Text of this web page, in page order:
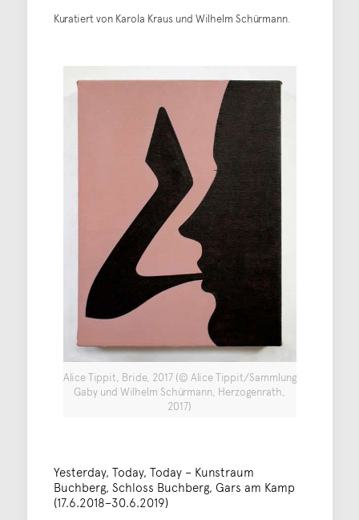
Kuratiert von Karola Kraus und Wilhelm Schürmann.
Alice Tippit, Bride, 2017 (© Alice Tippit/Sammlung
Gaby und Wilhelm Schürmann, Herzogenrath,
2017)
Yesterday, Today, Today – Kunstraum
Buchberg, Schloss Buchberg, Gars am Kamp
(17.6.2018–30.6.2019)